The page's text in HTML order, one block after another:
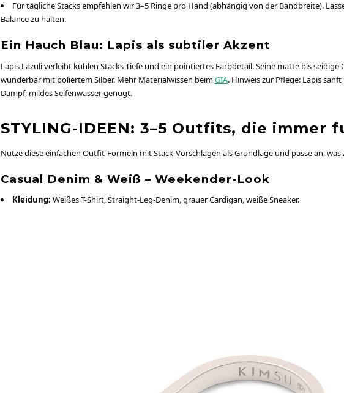
Für tägliche Stacks empfehlen wir 3–5 Ringe pro Hand (abhängig von der Bandbreite).
Balance zu halten.
Ein Hauch Blau: Lapis als subtiler Akzent
Lapis Lazuli verleiht kühlen Stacks Tiefe und ein pointiertes Farbdetail. Seine matte bis
wunderbar mit poliertem Silber. Mehr Materialwissen beimGIA. Hinweis zur Pflege: Lapis
Dampf; mildes Seifenwasser genügt.
STYLING-IDEEN: 3–5 Outfits, die immer
Nutze diese einfachen Outfit-Formeln mit Stack-Vorschlägen als Grundlage und passe an,
Casual Denim & Weiß – Weekender-Look
Kleidung: Weißes T-Shirt, Straight-Leg-Denim, grauer Cardigan, weiße Sneaker.